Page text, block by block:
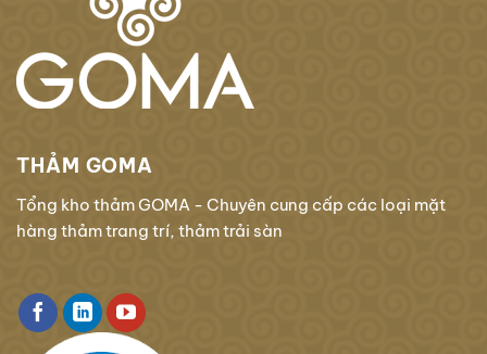
THẢM GOMA
Tổng kho thảm GOMA - Chuyên cung cấp các loại mặt
hàng thảm trang trí, thảm trải sàn